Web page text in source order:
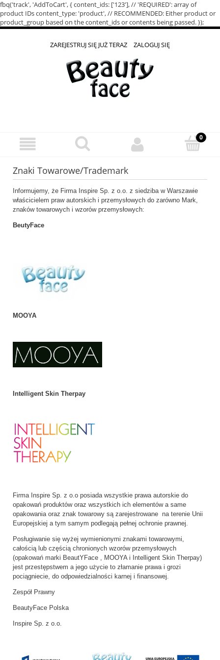
fbq('track', 'AddToCart', { content_ids: ['123'], // 'REQUIRED': array of
product IDs content_type: 'product', // RECOMMENDED: Either product or
product_group based on the content_ids or contents being passed. });
ZAREJESTRUJ SIĘ JUŻ TERAZ ZALOGUJ SIĘ
Znaki Towarowe/Trademark
Informujemy, że Firma Inspire Sp. z o.o. z siedziba w Warszawie
właścicielem praw autorskich i przemysłowych do zarówno Mark,
znaków towarowych i wzorów przemysłowych:
BeutyFace
MOOYA
Intelligent Skin Therpay
Firma Inspire Sp. z o.o posiada wszystkie prawa autorskie do
opakowań produktów oraz wszystkich ich elementów a same
opakowania oraz znak towarowy są zarejestrowane na terenie Unii
Europejskiej a tym samym podlegają pełnej ochronie prawnej.
Posługiwanie się wyżej wymienionymi znakami towarowymi,
całością lub częścią chronionych wzorów przemysłowych
(opakowań marki BeautYFace , MOOYA i Intelligent Skin Therpay)
jest przestępstwem a jego użycie to złamanie prawa i grozi
pociągniecie, do odpowiedzialności karnej i finansowej.
Zespół Prawny
BeautyFace Polska
Inspire Sp. z o.o.